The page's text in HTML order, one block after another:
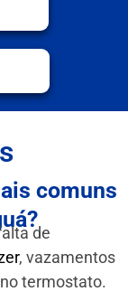
comuns
de
, vazamentos
termostato.